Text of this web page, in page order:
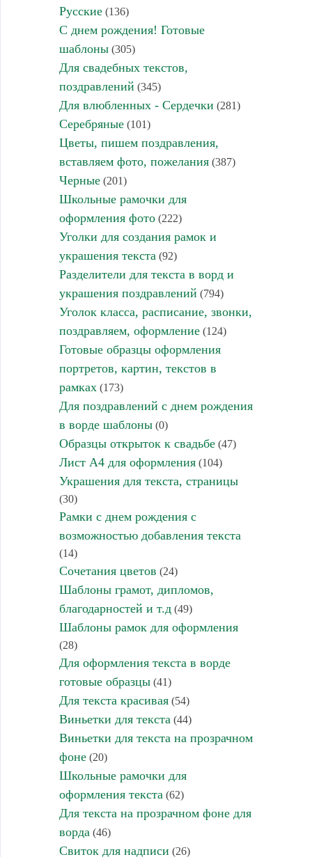
Русские(136)
С днем рождения! Готовые
шаблоны(305)
Для свадебных текстов,
поздравлений (345)
Для влюбленных - Сердечки (281)
Серебряные(101)
Цветы, пишем поздравления,
вставляем фото, пожелания(387)
Черные(201)
Школьные рамочки для
оформления фото(222)
Уголки для создания рамок и
украшения текста (92)
Разделители для текста в ворд и
украшения поздравлений (794)
Уголок класса, расписание, звонки,
поздравляем, оформление(124)
Готовые образцы оформления
портретов, картин, текстов в
рамках(173)
Для поздравлений с днем рождения
в ворде шаблоны(0)
Образцы открыток к свадьбе(47)
Лист А4 для оформления(104)
Украшения для текста, страницы
(30)
Рамки с днем рождения с
возможностью добавления текста
(14)
Сочетания цветов (24)
Шаблоны грамот, дипломов,
благодарностей и т.д(49)
Шаблоны рамок для оформления
(28)
Для оформления текста в ворде
готовые образцы(41)
Для текста красивая(54)
Виньетки для текста (44)
Виньетки для текста на прозрачном
фоне(20)
Школьные рамочки для
оформления текста (62)
Для текста на прозрачном фоне для
ворда (46)
Свиток для надписи (26)